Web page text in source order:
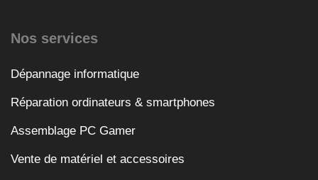
Nos services
Dépannage informatique
Réparation ordinateurs & smartphones
Assemblage PC Gamer
Vente de matériel et accessoires